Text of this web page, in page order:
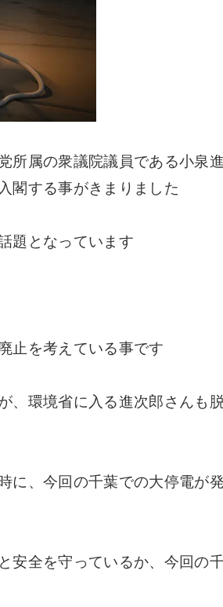
所属の衆議院議員である小泉進
閣する事がきまりました
題となっています
止を考えている事です
、環境省に入る進次郎さんも
に、今回の千葉での大停電が発
安全を守っているか、今回の